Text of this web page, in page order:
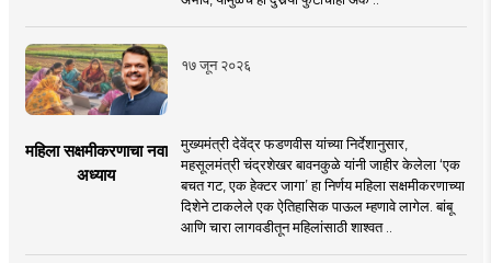
१७ जून २०२६
महिला सक्षमीकरणाचा नवा
अध्याय
मुख्यमंत्री देवेंद्र फडणवीस यांच्या निर्देशानुसार,
महसूलमंत्री चंद्रशेखर बावनकुळे यांनी जाहीर केलेला ‘एक
बचत गट, एक हेक्टर जागा’ हा निर्णय महिला सक्षमीकरणाच्या
दिशेने टाकलेले एक ऐतिहासिक पाऊल म्हणावे लागेल. बांबू
आणि चारा लागवडीतून महिलांसाठी शाश्वत ..